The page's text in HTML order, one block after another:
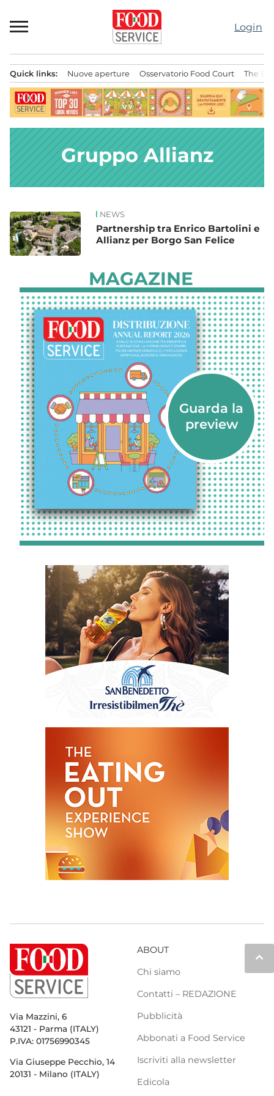
al
contenuto
Login
principale
Quick links: Nuove aperture Osservatorio Food Court The
Gruppo Allianz
News NEWS
Partnership tra Enrico Bartolini e
Allianz per Borgo San Felice
MAGAZINE
keyboard_arrow_up
Via Mazzini, 6
43121 - Parma (ITALY)
P.IVA: 01756990345
Via Giuseppe Pecchio, 14
20131 - Milano (ITALY)
ABOUT
Chi siamo
Contatti – REDAZIONE
Pubblicità
Abbonati a Food Service
Iscriviti alla newsletter
Edicola